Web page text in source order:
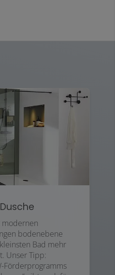
bodenebene
Bad mehr
Unser Tipp:
Förderprogramms